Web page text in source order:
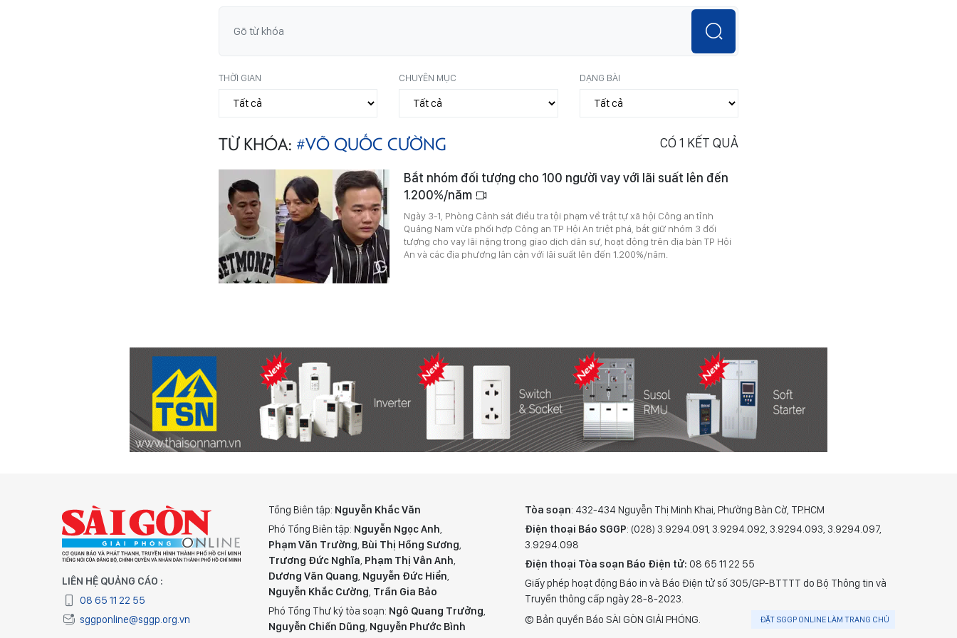
THỜI GIAN CHUYÊN MỤC DẠNG BÀI
TỪ KHÓA: #VÕ QUỐC CƯỜNG CÓ 1 KẾT QUẢ
Bắt nhóm đối tượng cho 100 người vay với lãi suất lên đến
1.200%/năm
Ngày 3-1, Phòng Cảnh sát điều tra tội phạm về trật tự xã hội Công an tỉnh
Quảng Nam vừa phối hợp Công an TP Hội An triệt phá, bắt giữ nhóm 3 đối
tượng cho vay lãi nặng trong giao dịch dân sự, hoạt động trên địa bàn TP Hội
An và các địa phương lân cận với lãi suất lên đến 1.200%/năm.
LIÊN HỆ QUẢNG CÁO :
08 65 11 22 55
sggponline@sggp.org.vn
Tổng Biên tập: Nguyễn Khắc Văn
Phó Tổng Biên tập: Nguyễn Ngọc Anh,
Phạm Văn Trường, Bùi Thị Hồng Sương,
Trương Đức Nghĩa, Phạm Thị Vân Anh,
Dương Văn Quang, Nguyễn Đức Hiển,
Nguyễn Khắc Cường, Trần Gia Bảo
Phó Tổng Thư ký tòa soạn: Ngô Quang Trưởng,
Nguyễn Chiến Dũng, Nguyễn Phước Bình
Tòa soạn: 432-434 Nguyễn Thị Minh Khai, Phường Bàn Cờ, TP.HCM
Điện thoại Báo SGGP: (028) 3.9294.091, 3.9294.092, 3.9294.093, 3.9294.097,
3.9294.098
Điện thoại Tòa soạn Báo Điện tử: 08 65 11 22 55
Giấy phép hoạt động Báo in và Báo Điện tử số 305/GP-BTTTT do Bộ Thông tin và
Truyền thông cấp ngày 28-8-2023.
© Bản quyền Báo SÀI GÒN GIẢI PHÓNG.
ĐẶT SGGP ONLINE LÀM TRANG CHỦ